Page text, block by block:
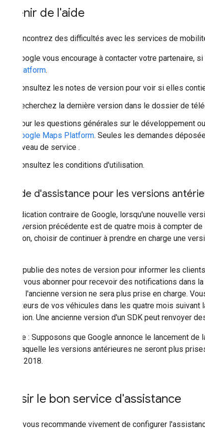
Obtenir de l'aide
Vous rencontrez des difficultés avec les services de
Google vous encourage à contacter votre partenaire,
Platform.
Consultez les notes de version pour voir si elles
Recherchez la dernière version dans le dossier de
Pour les questions générales sur le développement
Google Maps Platform. Seules les demandes
niveau de service .
Consultez les conditions d'utilisation.
Période d'assistance pour les versions
Sauf indication contraire de Google, lorsqu'une nouvelle
pour la version précédente est de quatre mois à compter
discrétion, choisir de continuer à prendre en charge une
Google publie des notes de version pour informer les
pouvez vous abonner pour recevoir des notifications dans
laquelle l'ancienne version ne sera plus prise en charge.
conducteurs de vos véhicules dans les quatre mois
de version. Une ancienne version d'un SDK peut renvoyer
Exemple : Supposons que Google annonce le lancement
date à laquelle les versions antérieures ne seront plus
10 août 2018.
Choisir le bon service d'assistance
Google vous recommande vivement de configurer